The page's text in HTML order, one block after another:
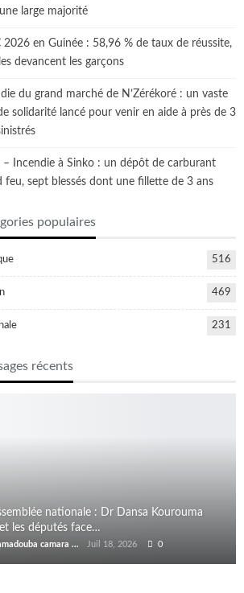
large majorité
2026 en Guinée : 58,96 % de taux de réussite,
devancent les garçons
du grand marché de N’Zérékoré : un vaste
solidarité lancé pour venir en aide à près de 3
– Incendie à Sinko : un dépôt de carburant
feu, sept blessés dont une fillette de 3 ans
populaires
516
469
231
récents
nationale : Dr Dansa Kourouma
les députés face…
mamadouba camara Juil 18, 2026 0